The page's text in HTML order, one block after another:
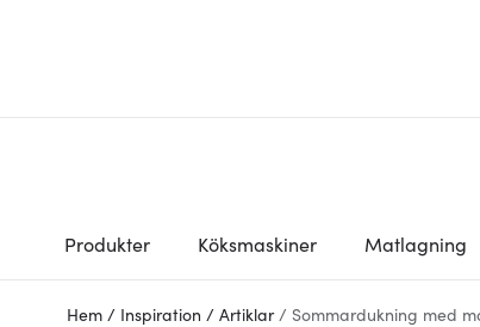
Produkter Köksmaskiner Matlagning
Hem / Inspiration / Artiklar / Sommardukning med